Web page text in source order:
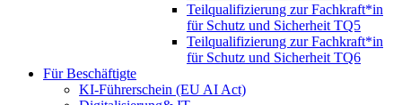
Teilqualifizierung zur Fachkraft*in
für Schutz und Sicherheit TQ5
Teilqualifizierung zur Fachkraft*in
für Schutz und Sicherheit TQ6
Für Beschäftigte
KI-Führerschein (EU AI Act)